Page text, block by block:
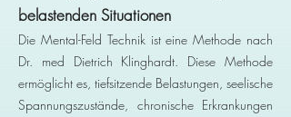
belastenden Situationen
Die Mental-Feld Technik ist eine Methode nach
Dr. med Dietrich Klinghardt. Diese Methode
ermöglicht es, tiefsitzende Belastungen, seelische
Spannungszustände, chronische Erkrankungen